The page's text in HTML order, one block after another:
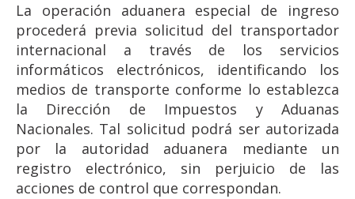
La operación aduanera especial de ingreso
procederá previa solicitud del transportador
internacional a través de los servicios
informáticos electrónicos, identificando los
medios de transporte conforme lo establezca
la Dirección de Impuestos y Aduanas
Nacionales. Tal solicitud podrá ser autorizada
por la autoridad aduanera mediante un
registro electrónico, sin perjuicio de las
acciones de control que correspondan.